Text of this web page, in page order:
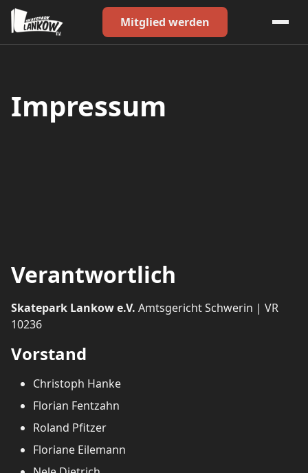
Mitglied werden
Impressum
Verantwortlich
Skatepark Lankow e.V. Amtsgericht Schwerin | VR
10236
Vorstand
Christoph Hanke
Florian Fentzahn
Roland Pfitzer
Floriane Eilemann